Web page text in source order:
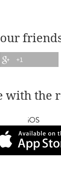
+1
with the
iOS